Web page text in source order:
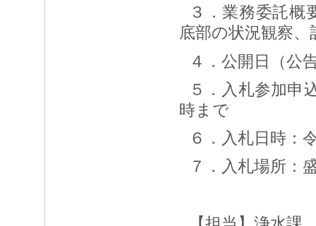
３．業務委託
底部の状況観察、
４．公開日（公
５．入札参加
時まで
６．入札日時：
７．入札場所：